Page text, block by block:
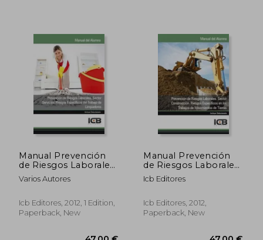
23,50 €
Manual Prevención
de Riesgos Laborales.
Sector Servicios:
Riesgos Específicos
Limpiadores (in
Spanish)
Varios Autores
Icb Editores, 2012, 1 Edition,
Paperback, New
Manual Prevención
de Riesgos Laborales.
Sector Construcción.
Riesgos Específicos
Movimientos de
Tierras (in Spanish)
Icb Editores
Icb Editores, 2012,
Paperback, New